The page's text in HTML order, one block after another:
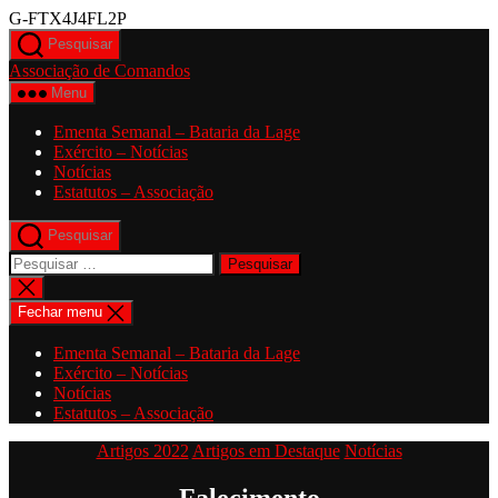
G-FTX4J4FL2PSaltar
conteúdo
Pesquisar
Associação de Comandos
Menu
Ementa Semanal – Bataria da Lage
Exército – Notícias
Notícias
Estatutos – Associação
Pesquisar
Pesquisar
por:
Fechar
pesquisa
Fechar menu
Ementa Semanal – Bataria da Lage
Exército – Notícias
Notícias
Estatutos – Associação
Categorias
Artigos 2022 Artigos em Destaque Notícias